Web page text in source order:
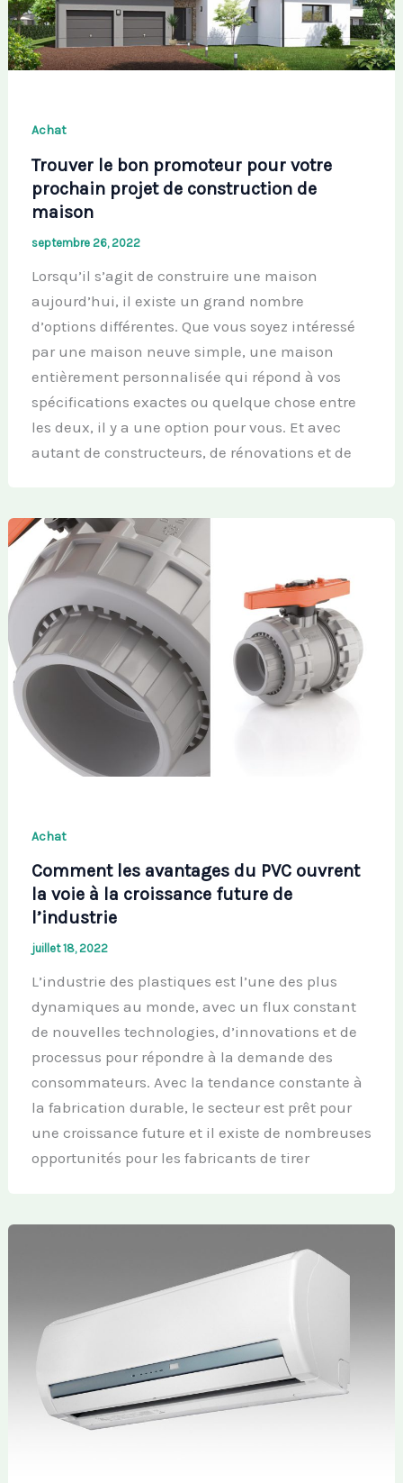
Achat
Trouver le bon promoteur pour votre
prochain projet de construction de
maison
septembre 26, 2022
Lorsqu’il s’agit de construire une maison
aujourd’hui, il existe un grand nombre
d’options différentes. Que vous soyez intéressé
par une maison neuve simple, une maison
entièrement personnalisée qui répond à vos
spécifications exactes ou quelque chose entre
les deux, il y a une option pour vous. Et avec
autant de constructeurs, de rénovations et de
Achat
Comment les avantages du PVC ouvrent
la voie à la croissance future de
l’industrie
juillet 18, 2022
L’industrie des plastiques est l’une des plus
dynamiques au monde, avec un flux constant
de nouvelles technologies, d’innovations et de
processus pour répondre à la demande des
consommateurs. Avec la tendance constante à
la fabrication durable, le secteur est prêt pour
une croissance future et il existe de nombreuses
opportunités pour les fabricants de tirer